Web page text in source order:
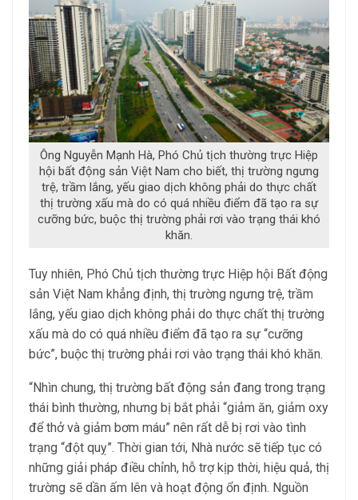
Ông Nguyễn Mạnh Hà, Phó Chủ tịch thường trực Hiệp
hội bất động sản Việt Nam cho biết, thị trường ngưng
trệ, trầm lắng, yếu giao dịch không phải do thực chất
thị trường xấu mà do có quá nhiều điểm đã tạo ra sự
cưỡng bức, buộc thị trường phải rơi vào trạng thái khó
khăn.
Tuy nhiên, Phó Chủ tịch thường trực Hiệp hội Bất động
sản Việt Nam khẳng định, thị trường ngưng trệ, trầm
lắng, yếu giao dịch không phải do thực chất thị trường
xấu mà do có quá nhiều điểm đã tạo ra sự “cưỡng
bức”, buộc thị trường phải rơi vào trạng thái khó khăn.
“Nhìn chung, thị trường bất động sản đang trong trạng
thái bình thường, nhưng bị bắt phải “giảm ăn, giảm oxy
để thở và giảm bơm máu” nên rất dễ bị rơi vào tình
trạng “đột quỵ”. Thời gian tới, Nhà nước sẽ tiếp tục có
những giải pháp điều chỉnh, hỗ trợ kịp thời, hiệu quả, thị
trường sẽ dần ấm lên và hoạt động ổn định. Nguồn